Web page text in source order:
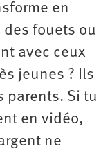
en
fouets ou
avec ceux
jeunes ? Ils
parents. Si tu
en vidéo,
ne